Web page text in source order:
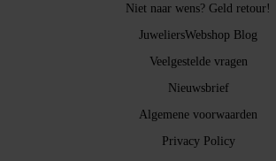
Niet naar wens? Geld retour!
JuweliersWebshop Blog
Veelgestelde vragen
Nieuwsbrief
Algemene voorwaarden
Privacy Policy